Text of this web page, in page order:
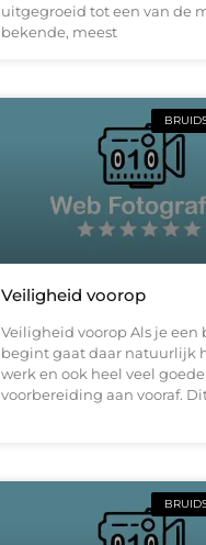
uitgegroeid tot een van de
bekende, meest
Veiligheid voorop
Veiligheid voorop Als je een
begint gaat daar natuurlijk
werk en ook heel veel goede
voorbereiding aan vooraf.